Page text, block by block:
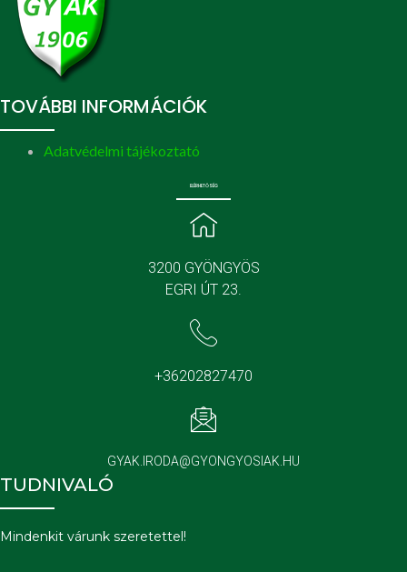
TOVÁBBI INFORMÁCIÓK
Adatvédelmi tájékoztató
ELÉRHETŐSÉG
3200 GYÖNGYÖS
EGRI ÚT 23.
+36202827470
GYAK.IRODA@GYONGYOSIAK.HU
TUDNIVALÓ
Mindenkit várunk szeretettel!